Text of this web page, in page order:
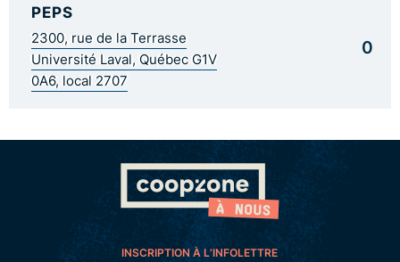
PEPS
2300, rue de la Terrasse
Université Laval, Québec G1V
0A6, local 2707
0
INSCRIPTION À L’INFOLETTRE